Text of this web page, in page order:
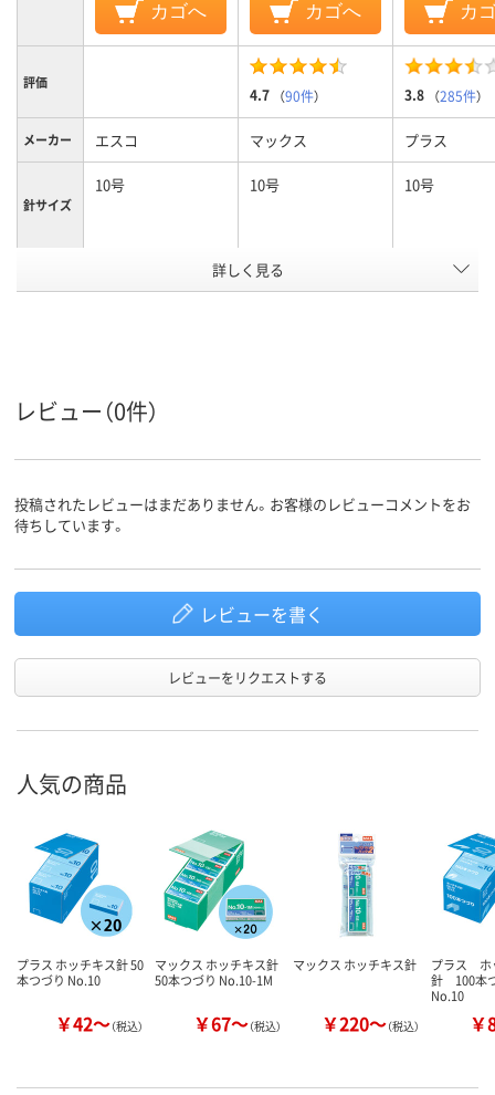
カゴへ カゴへ カ
評価
4.7 （90件） 3.8 （285件）
メーカー エスコ マックス プラス
針サイズ
10号 10号 10号
35 35
詳しく見る
レビュー（0件）
投稿されたレビューはまだありません。お客様のレビューコメントをお
待ちしています。
レビューを書く
レビューをリクエストする
人気の商品
プラス ホッチキス針 50
本つづり No.10
￥42～（税込）
マックス ホッチキス針
50本つづり No.10-1M
￥67～（税込）
マックス ホッチキス針
￥220～（税込）
プラス ホ
針 100本
No.10
￥